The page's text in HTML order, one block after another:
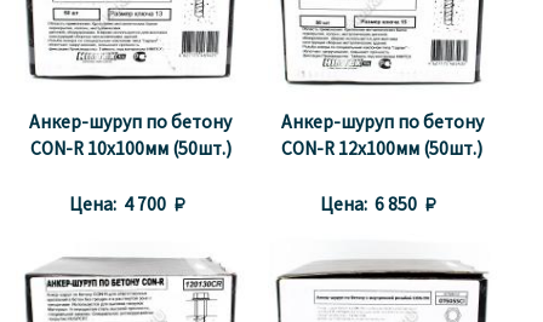
Анкер-шуруп по бетону
CON-R 10х100мм (50шт.)
Цена: 4 700 
Анкер-шуруп по бетону
CON-R 12х100мм (50шт.)
Цена: 6 850 